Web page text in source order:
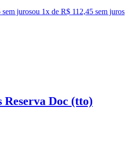
jurosou 1x de R$ 112,45 sem juros
Reserva Doc (tto)